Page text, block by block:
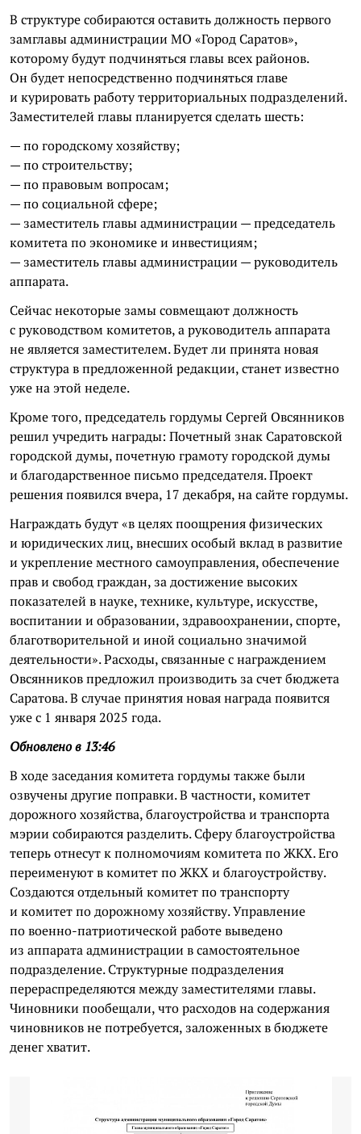
В структуре собираются оставить должность первого
замглавы администрации МО «Город Саратов»,
которому будут подчиняться главы всех районов.
Он будет непосредственно подчиняться главе
и курировать работу территориальных подразделений.
Заместителей главы планируется сделать шесть:
— по городскому хозяйству;
— по строительству;
— по правовым вопросам;
— по социальной сфере;
— заместитель главы администрации — председатель
комитета по экономике и инвестициям;
— заместитель главы администрации — руководитель
аппарата.
Сейчас некоторые замы совмещают должность
с руководством комитетов, а руководитель аппарата
не является заместителем. Будет ли принята новая
структура в предложенной редакции, станет известно
уже на этой неделе.
Кроме того, председатель гордумы Сергей Овсянников
решил учредить награды: Почетный знак Саратовской
городской думы, почетную грамоту городской думы
и благодарственное письмо председателя. Проект
решения появился вчера, 17 декабря, на сайте гордумы.
Награждать будут «в целях поощрения физических
и юридических лиц, внесших особый вклад в развитие
и укрепление местного самоуправления, обеспечение
прав и свобод граждан, за достижение высоких
показателей в науке, технике, культуре, искусстве,
воспитании и образовании, здравоохранении, спорте,
благотворительной и иной социально значимой
деятельности». Расходы, связанные с награждением
Овсянников предложил производить за счет бюджета
Саратова. В случае принятия новая награда появится
уже с 1 января 2025 года.
Обновлено в 13:46
В ходе заседания комитета гордумы также были
озвучены другие поправки. В частности, комитет
дорожного хозяйства, благоустройства и транспорта
мэрии собираются разделить. Сферу благоустройства
теперь отнесут к полномочиям комитета по ЖКХ. Его
переименуют в комитет по ЖКХ и благоустройству.
Создаются отдельный комитет по транспорту
и комитет по дорожному хозяйству. Управление
по военно-патриотической работе выведено
из аппарата администрации в самостоятельное
подразделение. Структурные подразделения
перераспределяются между заместителями главы.
Чиновники пообещали, что расходов на содержания
чиновников не потребуется, заложенных в бюджете
денег хватит.